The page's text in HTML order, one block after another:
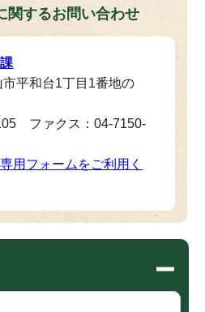
関するお問い合わせ
平和台1丁目1番地の
ファクス：04-7150-
用フォームをご利用く